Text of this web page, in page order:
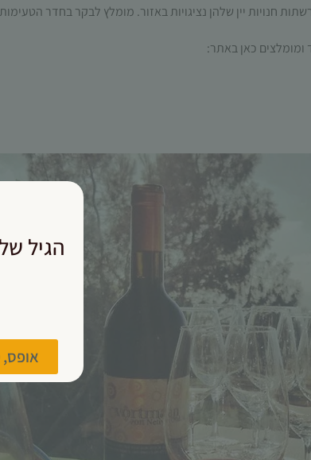
חנויות יין שלהן נציגויות באזור. מומלץ לבקר בחדר
ומומלצים כאן באתר:
הגיל שלך הוא
אופס,